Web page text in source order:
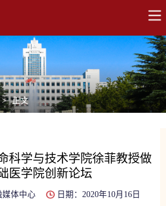
> 正文
科学与技术学院徐菲教授做
医学院创新论坛
体中心 日期：2020年10月16日